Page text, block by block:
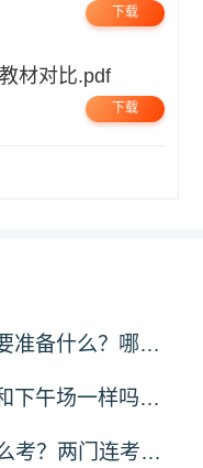
下载
材对比.pdf
下载
2026年中级经济师考前需要准备什么？哪些物品不能带？
2026年中级经济师上午场和下午场一样吗？考题有区别吗？
2026年中级经济师机考怎么考？两门连考怎么安排？